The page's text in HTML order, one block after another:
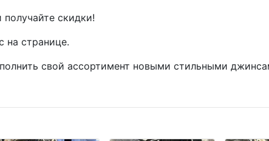
скидки!
на странице.
свой ассортимент новыми стильными